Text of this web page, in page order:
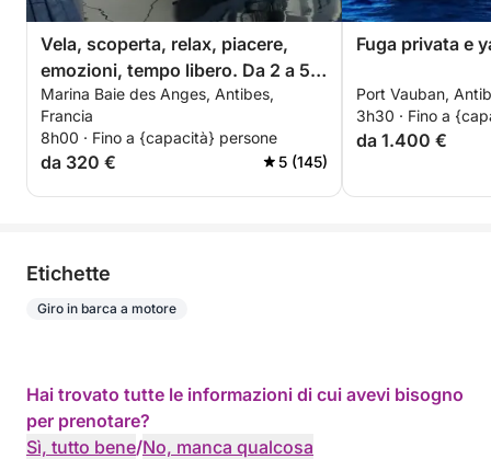
Vela, scoperta, relax, piacere,
emozioni, tempo libero. Da 2 a 5
persone
Marina Baie des Anges, Antibes,
Francia
8h00 · Fino a {capacità} persone
da 320 € 5 (145)
Fuga privata e
Port Vauban,
3h30 · Fino a
da 1.400 €
Etichette
Giro in barca a motore
Hai trovato tutte le informazioni di cui avevi bisogno
per prenotare?
Sì, tutto bene/No, manca qualcosa